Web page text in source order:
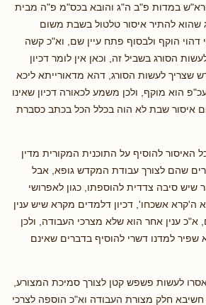
במדות פ"ב ה"ג והובא בכס"מ פ"ה מבית
שהוא להתיר איסור טלטול בשבת משום
הוקף ולבסוף פתח עיין שם, וא"כ קשה
הסורג בשביל זה, וכאן אין לומר דכיון
שצריך לעשות הסורג, דהא מדאורייתא ליכא
הוא מוקף, ולכן משמע לכאורה דכיון שאינו
איסור שבת לא הוה בכלל הכל בכתב כסברת
האיסור להוסיף על התוכנית המקורית מדין
שהם לצורך עבודת המקדש גופא, אבל
שיש סיבה צדדית להוספתו, כגון לאפרושי
ה'קרא אשכחו', דכיון דלמדים מקרא שיש ענין
א"כ ענין אחר הוא שלא מצרכי העבודה, ולכן
למדנו דשרי להוסיף בדברים שאינם
לעשות פשפש קטן לצורך סמיכת המצורע,
חשיבא חלק מצורת העבודה וא"כ הוספה לצרכי